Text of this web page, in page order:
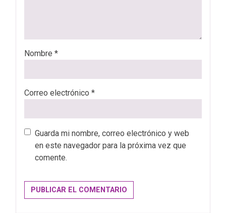
Nombre *
Correo electrónico *
Guarda mi nombre, correo electrónico y web
en este navegador para la próxima vez que
comente.